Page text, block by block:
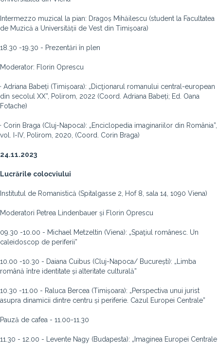
Intermezzo muzical la pian: Dragoș Mihăilescu (student la Facultatea
de Muzică a Universității de Vest din Timișoara)
18.30 -19.30 - Prezentări în plen
Moderator: Florin Oprescu
· Adriana Babeți (Timișoara): „Dicţionarul romanului central-european
din secolul XX”, Polirom, 2022 (Coord. Adriana Babeți; Ed. Oana
Fotache)
· Corin Braga (Cluj-Napoca): „Enciclopedia imaginariilor din România”,
vol. I-IV, Polirom, 2020, (Coord. Corin Braga)
24.11.2023
Lucrările colocviului
Institutul de Romanistică (Spitalgasse 2, Hof 8, sala 14, 1090 Viena)
Moderatori Petrea Lindenbauer și Florin Oprescu
09.30 -10.00 - Michael Metzeltin (Viena): „Spaţiul românesc. Un
caleidoscop de periferii”
10.00 -10.30 - Daiana Cuibus (Cluj-Napoca/ București): „Limba
română între identitate și alteritate culturală”
10.30 -11.00 - Raluca Bercea (Timișoara): „Perspectiva unui jurist
asupra dinamicii dintre centru și periferie. Cazul Europei Centrale”
Pauză de cafea - 11.00-11.30
11.30 - 12.00 - Levente Nagy (Budapesta): „Imaginea Europei Centrale